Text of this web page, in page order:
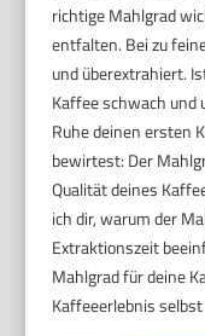
richtige Mahlgrad
entfalten. Bei zu
und überextrahiert.
Kaffee schwach und
Ruhe deinen ersten
bewirtest: Der
Qualität deines
ich dir, warum der
Extraktionszeit
Mahlgrad für deine
Kaffeeerlebnis